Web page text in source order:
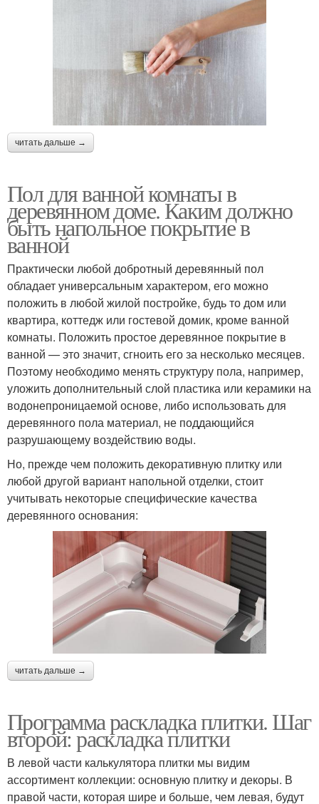
читать дальше →
Пол для ванной комнаты в
деревянном доме. Каким должно
быть напольное покрытие в
ванной
Практически любой добротный деревянный пол
обладает универсальным характером, его можно
положить в любой жилой постройке, будь то дом или
квартира, коттедж или гостевой домик, кроме ванной
комнаты. Положить простое деревянное покрытие в
ванной — это значит, сгноить его за несколько месяцев.
Поэтому необходимо менять структуру пола, например,
уложить дополнительный слой пластика или керамики на
водонепроницаемой основе, либо использовать для
деревянного пола материал, не поддающийся
разрушающему воздействию воды.
Но, прежде чем положить декоративную плитку или
любой другой вариант напольной отделки, стоит
учитывать некоторые специфические качества
деревянного основания:
читать дальше →
Программа раскладка плитки. Шаг
второй: раскладка плитки
В левой части калькулятора плитки мы видим
ассортимент коллекции: основную плитку и декоры. В
правой части, которая шире и больше, чем левая, будут